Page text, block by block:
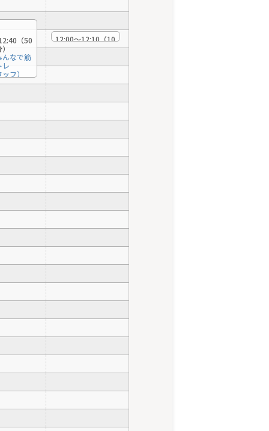
（50
んなで筋
レ
フ）
12:00〜12:10（10
分）
トレッチ